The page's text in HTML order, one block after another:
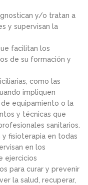
y/o tratan a
y supervisan la
facilitan los
de su formación y
como las
impliquen
equipamiento o la
y técnicas que
sanitarios.
fisioterapia en todas
en los
ejercicios
para curar y prevenir
la salud, recuperar,